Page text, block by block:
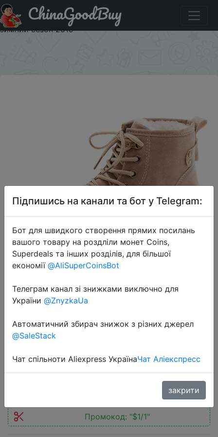
Код на знижку $1/1 Женские ботильоны на шнуровке
Fujin, Черные ботильоны с Плюшевым Мехом, теплые,
зимний сезон 2019
ChinaGoodBuy
2021-01-18
Женские ботильоны на шнуровке
Плюшевым Мехом, теплые,
зимний сезон 2019
$9.77
Промокод: "$1/1"
Підпишись на канали та бот у Telegram:
Бот для швидкого створення прямих посилань
вашого товару на роздліли монет Coins,
Superdeals та інших розділів, для більшої
економії @AliSuperCoinsBot
Телеграм канал зі знижками виключно для
України @ZnyzkaUa
Автоматичний збирач знижок з різних джерел
@SaleStack
Чат спільноти Aliexpress УкраїнаЧат Аліекспресс
закрити